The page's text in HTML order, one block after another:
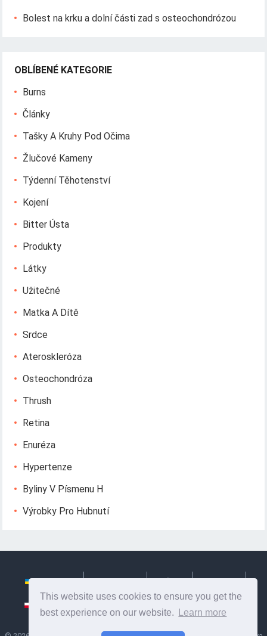
This website uses cookies to ensure you get the
best experience on our website.
Learn more
Bolest na krku a dolní části zad s osteochondrózou
OBLÍBENÉ KATEGORIE
Burns
Články
Tašky A Kruhy Pod Očima
Žlučové Kameny
Týdenní Těhotenství
Kojení
Bitter Ústa
Produkty
Látky
Užitečné
Matka A Dítě
Srdce
Ateroskleróza
Osteochondróza
Thrush
Retina
Enuréza
Hypertenze
Byliny V Písmenu H
Výrobky Pro Hubnutí